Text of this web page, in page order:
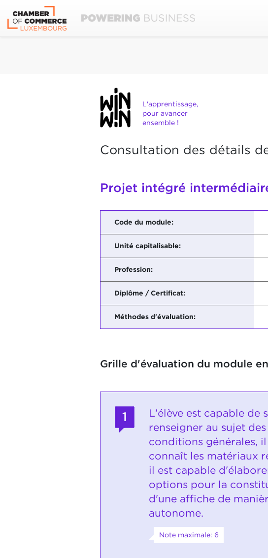
L'apprentissage,
pour avancer
ensemble !
Consultation des détails
Projet intégré
Code du module:
Unité capitalisable:
Profession:
Diplôme / Certificat:
Méthodes d'évaluation:
Grille d'évaluation du module
1
L'élève est capable de
renseigner au sujet des
conditions générales, il
connaît les matériaux
il est capable
options pour la
d'une affiche de
autonome.
Note maximale: 6